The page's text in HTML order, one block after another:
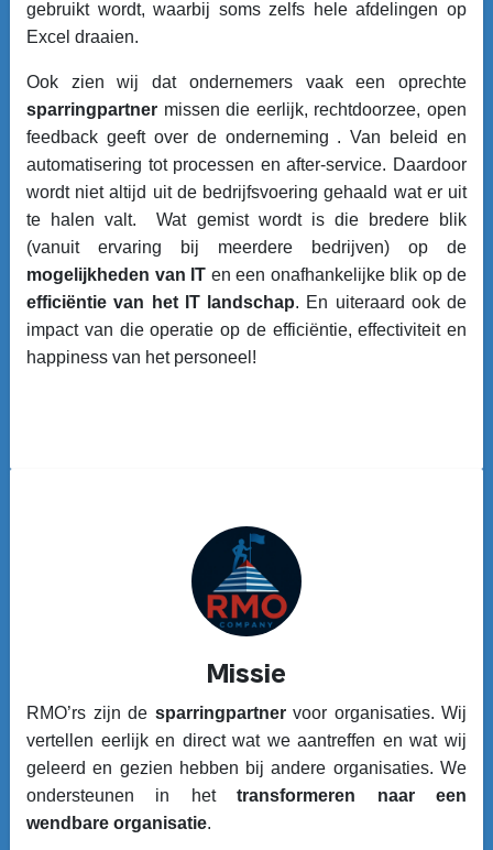
gebruikt wordt, waarbij soms zelfs hele afdelingen op
Excel draaien.
Ook zien wij dat ondernemers vaak een oprechte
sparringpartner missen die eerlijk, rechtdoorzee, open
feedback geeft over de onderneming . Van beleid en
automatisering tot processen en after-service. Daardoor
wordt niet altijd uit de bedrijfsvoering gehaald wat er uit
te halen valt. Wat gemist wordt is die bredere blik
(vanuit ervaring bij meerdere bedrijven) op de
mogelijkheden van IT en een onafhankelijke blik op de
efficiëntie van het IT landschap. En uiteraard ook de
impact van die operatie op de efficiëntie, effectiviteit en
happiness van het personeel!
Missie
RMO’rs zijn de sparringpartnervoor organisaties. Wij
vertellen eerlijk en direct wat we aantreffen en wat wij
geleerd en gezien hebben bij andere organisaties. We
ondersteunen in hettransformeren naar een
wendbare organisatie.